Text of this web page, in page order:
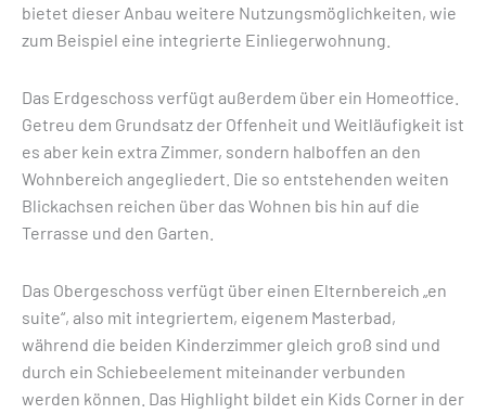
bietet dieser Anbau weitere Nutzungsmöglichkeiten, wie
zum Beispiel eine integrierte Einliegerwohnung.
Das Erdgeschoss verfügt außerdem über ein Homeoffice.
Getreu dem Grundsatz der Offenheit und Weitläufigkeit ist
es aber kein extra Zimmer, sondern halboffen an den
Wohnbereich angegliedert. Die so entstehenden weiten
Blickachsen reichen über das Wohnen bis hin auf die
Terrasse und den Garten.
Das Obergeschoss verfügt über einen Elternbereich „en
suite“, also mit integriertem, eigenem Masterbad,
während die beiden Kinderzimmer gleich groß sind und
durch ein Schiebeelement miteinander verbunden
werden können. Das Highlight bildet ein Kids Corner in der